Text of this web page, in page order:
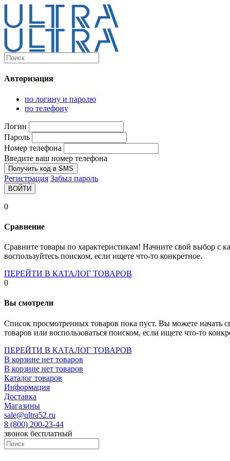
Каталог
Компьютеры и комплектующие
Персональные компьютеры
Моноблоки
Мониторы
Комплектующие
Socket-2066
Socket-775
Socket-fm2
Socket-am4
Socket- intel s1151
Socket- intel s2066
Socket- intel s1700
Авторизация
по логину и паролю
по телефону
Логин
Пароль
Номер телефона
Введите ваш номер телефона
Получить код в SMS
Регистрация Забыл пароль
ВОЙТИ
0
Сравнение
Сравните товары по характеристикам! Начните свой выбор с
воспользуйтесь поиском, если ищете что-то конкретное.
ПЕРЕЙТИ В КАТАЛОГ ТОВАРОВ
0
Вы смотрели
Список просмотренных товаров пока пуст. Вы можете начать
товаров или воспользоваться поиском, если ищете что-то
ПЕРЕЙТИ В КАТАЛОГ ТОВАРОВ
В корзине нет товаров
В корзине нет товаров
Каталог товаров
Информация
Доставка
Магазины
sale@ultra52.ru
8 (800) 200-23-44
звонок бесплатный